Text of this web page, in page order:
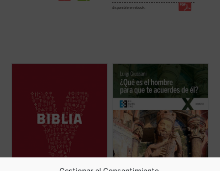
disponible en ebook:
momentos más importantes de la historia
de la salvación.
YouCat Biblia ... (ver ficha)
El presente libro recoge los comentarios
realizados por don Giussani a una
cuarentena de salmos y textos
significativos del Antiguo Testamento, al
hilo de la Liturgia. «La lectura de estos
comentarios de don Giussani a los salmos
nos introduce ...(ver ficha)